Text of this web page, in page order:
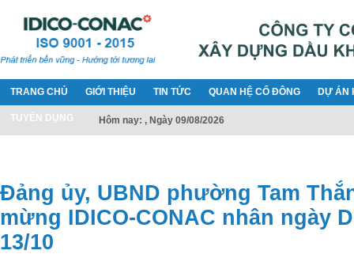
TRANG CHỦ GIỚI THIỆU TIN TỨC QUAN HỆ CỔ ĐÔNG DỰ ÁN
TUYỂN DỤNG Hôm nay: , Ngày 09/08/2026
Đảng ủy, UBND phường Tam
mừng IDICO-CONAC nhân ngày
13/10